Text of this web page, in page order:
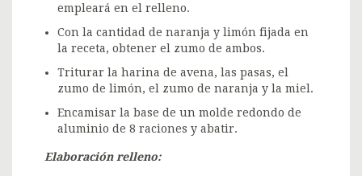
empleará en el relleno.
Con la cantidad de naranja y limón fijada en
la receta, obtener el zumo de ambos.
Triturar la harina de avena, las pasas, el
zumo de limón, el zumo de naranja y la miel.
Encamisar la base de un molde redondo de
aluminio de 8 raciones y abatir.
Elaboración relleno: